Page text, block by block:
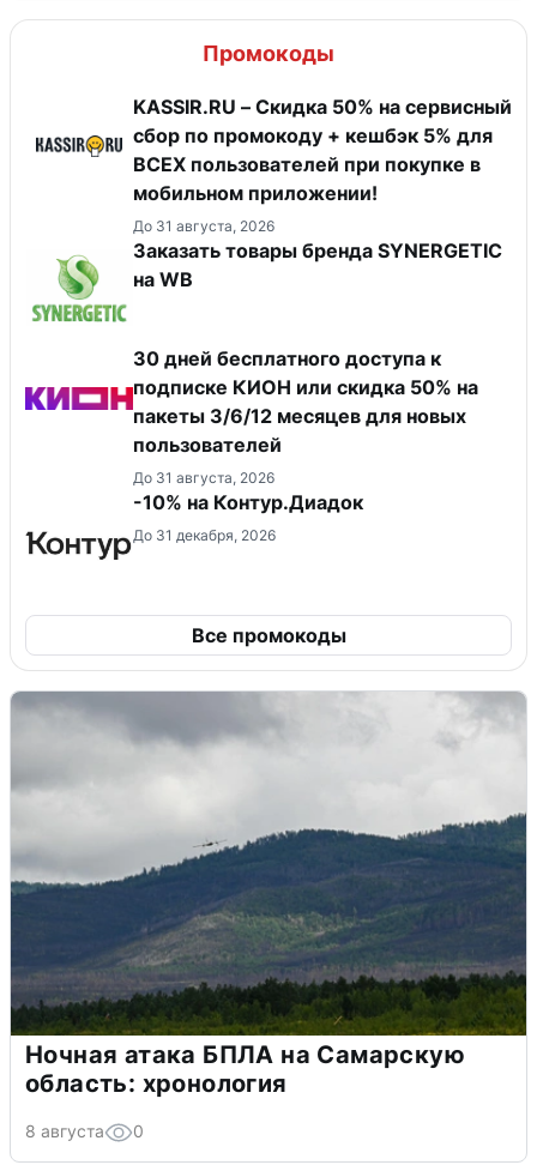
Промокоды
KASSIR.RU – Скидка 50% на сервисный
сбор по промокоду + кешбэк 5% для
ВСЕХ пользователей при покупке в
мобильном приложении!
До 31 августа, 2026
Заказать товары бренда SYNERGETIC
на WB
30 дней бесплатного доступа к
подписке КИОН или скидка 50% на
пакеты 3/6/12 месяцев для новых
пользователей
До 31 августа, 2026
-10% на Контур.Диадок
До 31 декабря, 2026
Все промокоды
Ночная атака БПЛА на Самарскую
область: хронология
8 августа 0